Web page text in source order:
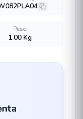
Peso
1.00 Kg